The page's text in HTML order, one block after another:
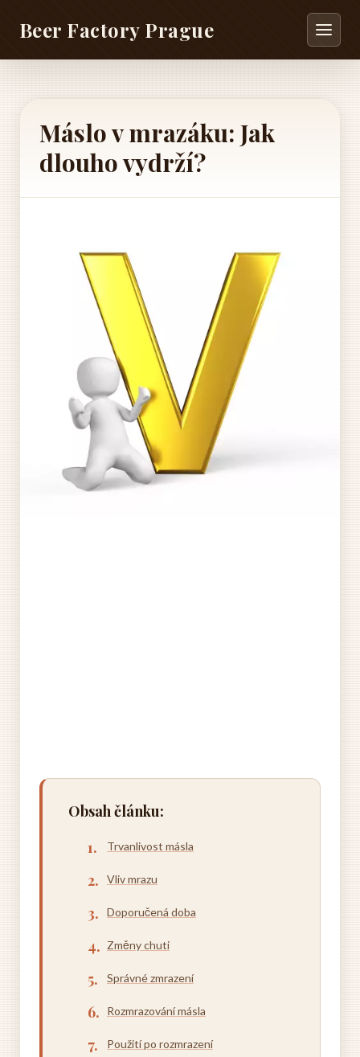
Beer Factory Prague
Máslo v mrazáku: Jak
dlouho vydrží?
Obsah článku:
Trvanlivost másla
Vliv mrazu
Doporučená doba
Změny chuti
Správné zmrazení
Rozmrazování másla
Použití po rozmrazení